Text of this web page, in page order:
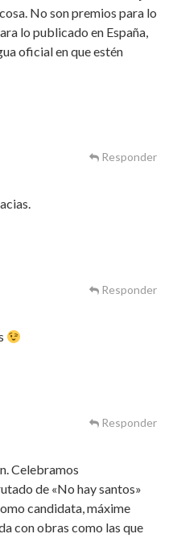
No son premios para lo
lo publicado en España,
oficial en que estén
Responder
Responder
Celebramos
de «No hay santos»
candidata, máxime
con obras como las que
Responder